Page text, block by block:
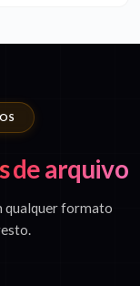
de arquivo
qualquer formato